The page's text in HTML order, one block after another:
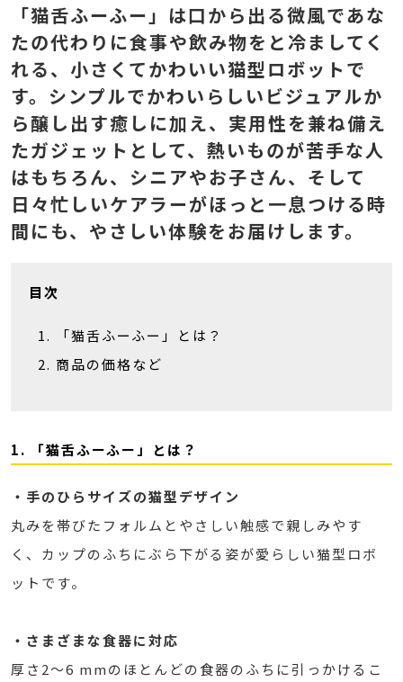
「猫舌ふーふー」は口から出る微風であな
たの代わりに食事や飲み物をと冷ましてく
れる、小さくてかわいい猫型ロボットで
す。シンプルでかわいらしいビジュアルか
ら醸し出す癒しに加え、実用性を兼ね備え
たガジェットとして、熱いものが苦手な人
はもちろん、シニアやお子さん、そして
日々忙しいケアラーがほっと一息つける時
間にも、やさしい体験をお届けします。
目次
「猫舌ふーふー」とは？
商品の価格など
1. 「猫舌ふーふー」とは？
・手のひらサイズの猫型デザイン
丸みを帯びたフォルムとやさしい触感で親しみやす
く、カップのふちにぶら下がる姿が愛らしい猫型ロボ
ットです。
・さまざまな食器に対応
厚さ2〜6 mmのほとんどの食器のふちに引っかけるこ